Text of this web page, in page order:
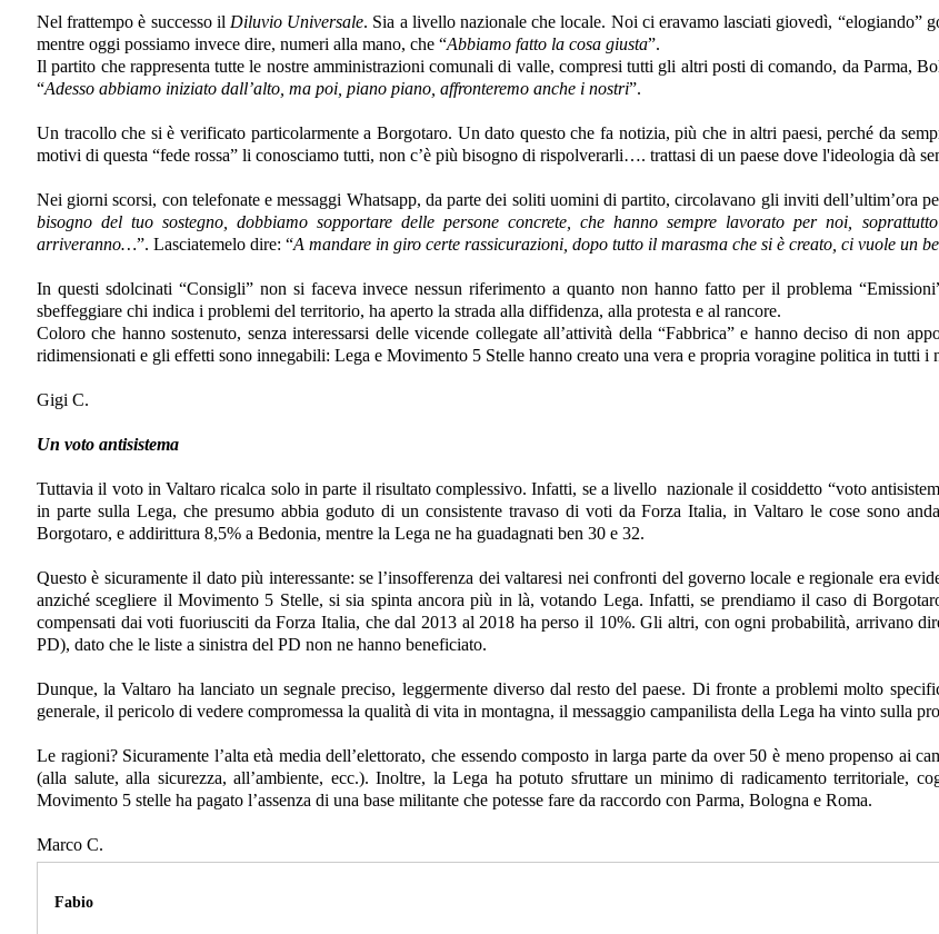
Nel frattempo è successo il Diluvio Universale. Sia a livello nazionale che locale. Noi ci eravamo lasciati giovedì, “elogiando”
mentre oggi possiamo invece dire, numeri alla mano, che “Abbiamo fatto la cosa giusta”.
Il partito che rappresenta tutte le nostre amministrazioni comunali di valle, compresi tutti gli altri posti di comando, da Parma,
“Adesso abbiamo iniziato dall’alto, ma poi, piano piano, affronteremo anche i nostri”.
Un tracollo che si è verificato particolarmente a Borgotaro. Un dato questo che fa notizia, più che in altri paesi, perché da
motivi di questa “fede rossa” li conosciamo tutti, non c’è più bisogno di rispolverarli…. trattasi di un paese dove l'ideologia dà
Nei giorni scorsi, con telefonate e messaggi Whatsapp, da parte dei soliti uomini di partito, circolavano gli inviti dell’ultim’ora
bisogno del tuo sostegno, dobbiamo sopportare delle persone concrete, che hanno sempre lavorato per noi,
arriveranno…”. Lasciatemelo dire: “A mandare in giro certe rassicurazioni, dopo tutto il marasma che si è creato, ci vuole un
In questi sdolcinati “Consigli” non si faceva invece nessun riferimento a quanto non hanno fatto per il problema
sbeffeggiare chi indica i problemi del territorio, ha aperto la strada alla diffidenza, alla protesta e al rancore.
Coloro che hanno sostenuto, senza interessarsi delle vicende collegate all’attività della “Fabbrica” e hanno deciso di non
ridimensionati e gli effetti sono innegabili: Lega e Movimento 5 Stelle hanno creato una vera e propria voragine politica in tutti i
Gigi C.
Un voto antisistema
Tuttavia il voto in Valtaro ricalca solo in parte il risultato complessivo. Infatti, se a livello nazionale il cosiddetto “voto
in parte sulla Lega, che presumo abbia goduto di un consistente travaso di voti da Forza Italia, in Valtaro le cose sono
Borgotaro, e addirittura 8,5% a Bedonia, mentre la Lega ne ha guadagnati ben 30 e 32.
Questo è sicuramente il dato più interessante: se l’insofferenza dei valtaresi nei confronti del governo locale e regionale era
anziché scegliere il Movimento 5 Stelle, si sia spinta ancora più in là, votando Lega. Infatti, se prendiamo il caso di
compensati dai voti fuoriusciti da Forza Italia, che dal 2013 al 2018 ha perso il 10%. Gli altri, con ogni probabilità, arrivano
PD), dato che le liste a sinistra del PD non ne hanno beneficiato.
Dunque, la Valtaro ha lanciato un segnale preciso, leggermente diverso dal resto del paese. Di fronte a problemi molto
generale, il pericolo di vedere compromessa la qualità di vita in montagna, il messaggio campanilista della Lega ha vinto sulla
Le ragioni? Sicuramente l’alta età media dell’elettorato, che essendo composto in larga parte da over 50 è meno propenso ai
(alla salute, alla sicurezza, all’ambiente, ecc.). Inoltre, la Lega ha potuto sfruttare un minimo di radicamento territoriale,
Movimento 5 stelle ha pagato l’assenza di una base militante che potesse fare da raccordo con Parma, Bologna e Roma.
Marco C.
Fabio